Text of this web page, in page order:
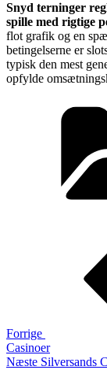
Snyd terninger
spille med rigtige
flot grafik og en
betingelserne er
typisk den mest
opfylde
Forrige
Casinoer
Næste
Næste Silversands